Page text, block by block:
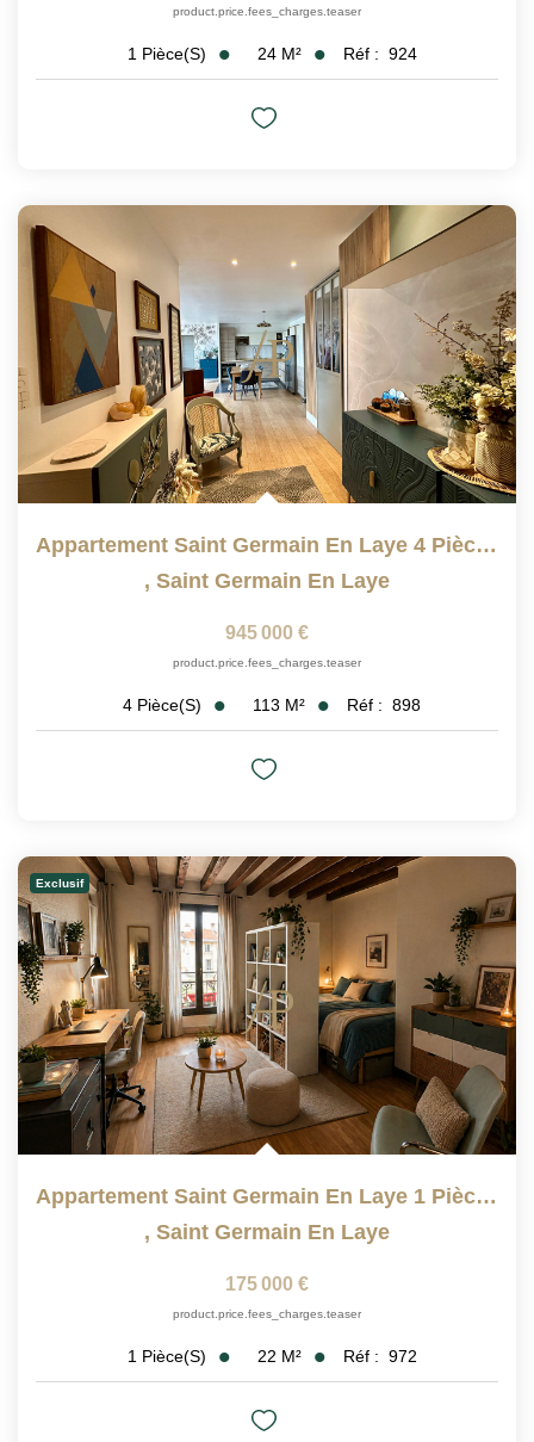
product.price.fees_charges.teaser
1 Pièce(s) 24 M² Réf : 924
Appartement Saint Germain En Laye 4 Pièce(s) 112 M2
, Saint Germain En Laye
945 000 €
product.price.fees_charges.teaser
4 Pièce(s) 113 M² Réf : 898
Exclusif
Appartement Saint Germain En Laye 1 Pièce(s), 22.19 M²
, Saint Germain En Laye
175 000 €
product.price.fees_charges.teaser
1 Pièce(s) 22 M² Réf : 972